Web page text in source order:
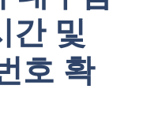
간 및
호 확